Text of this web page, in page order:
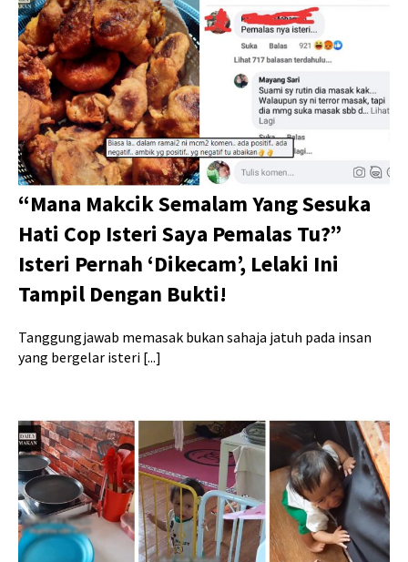
“Mana Makcik Semalam Yang Sesuka
Hati Cop Isteri Saya Pemalas Tu?”
Isteri Pernah ‘Dikecam’, Lelaki Ini
Tampil Dengan Bukti!
Tanggungjawab memasak bukan sahaja jatuh pada insan
yang bergelar isteri [...]